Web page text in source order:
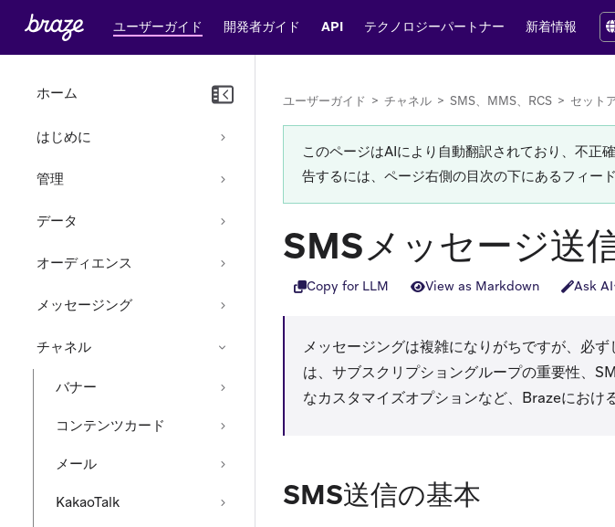
ユーザーガイド 開発者ガイド API テクノロジーパートナー 新着情報
ホーム
はじめに
管理
データ
オーディエンス
メッセージング
チャネル
バナー
コンテンツカード
メール
KakaoTalk
ユーザーガイド > チャネル > SMS、MMS、RCS > セット
このページはAIにより自動翻訳されており、不正
告するには、ページ右側の目次の下にあるフィー
SMSメッセージ送
Copy for LLM View as Markdown Ask AI
メッセージングは複雑になりがちですが、必
は、サブスクリプショングループの重要性、
なカスタマイズオプションなど、Brazeにおけ
SMS送信の基本